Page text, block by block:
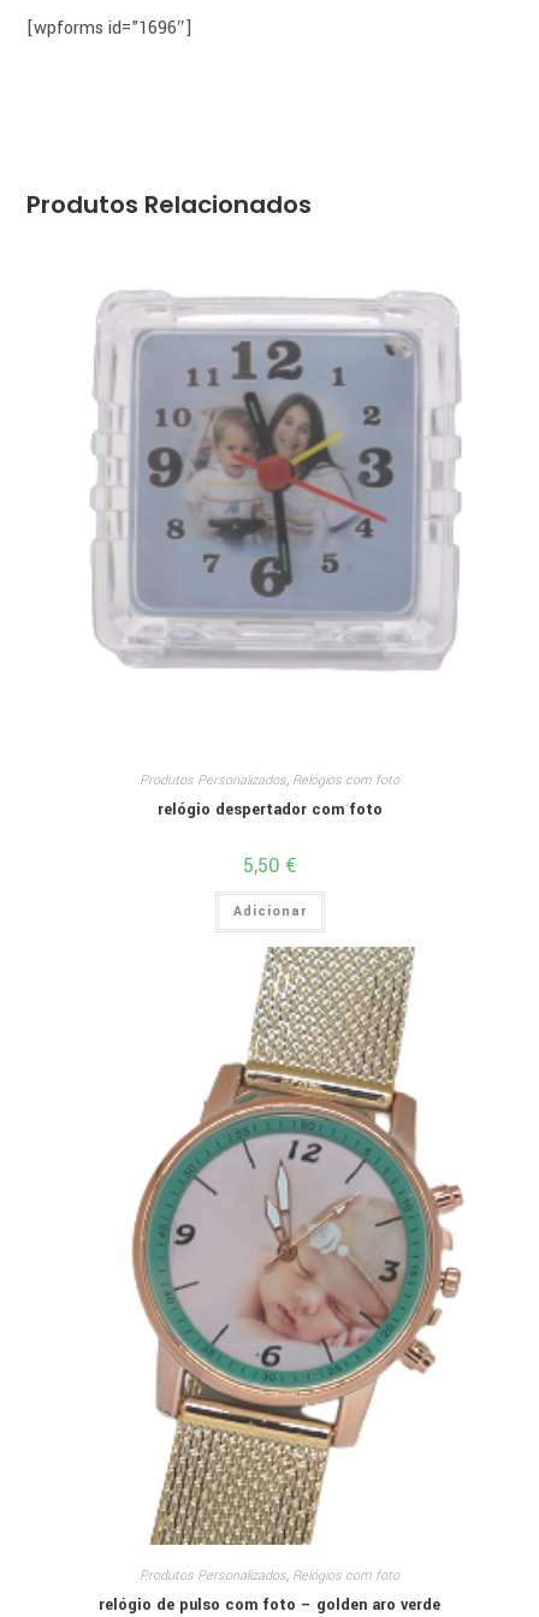
[wpforms id=”1696″]
Produtos Relacionados
Produtos Personalizados, Relógios com foto
relógio despertador com foto
5,50 €
Adicionar
Produtos Personalizados, Relógios com foto
relógio de pulso com foto – golden aro verde